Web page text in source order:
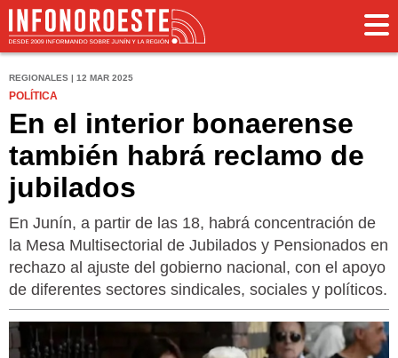
REGIONALES | 12 MAR 2025
POLÍTICA
En el interior bonaerense
también habrá reclamo de
jubilados
En Junín, a partir de las 18, habrá concentración de
la Mesa Multisectorial de Jubilados y Pensionados en
rechazo al ajuste del gobierno nacional, con el apoyo
de diferentes sectores sindicales, sociales y políticos.